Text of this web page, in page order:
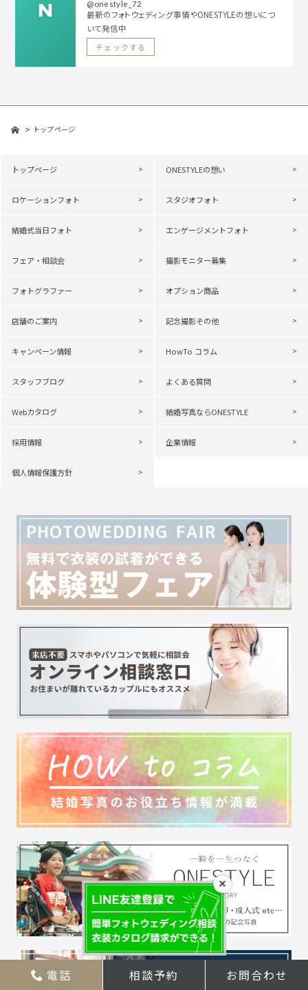
×
@onestyle_72
最新のフォトウェディング事情やONESTYLEの想いにつ
いて発信中
チェックする
トップページ
トップページ ONESTYLEの想い
ロケーションフォト スタジオフォト
結婚式当日フォト エンゲージメントフォト
フェア・相談会 撮影モニター募集
フォトグラファー オプション商品
店舗のご案内 記念撮影その他
キャンペーン情報 HowTo コラム
スタッフブログ よくある質問
Webカタログ 結婚写真ならONESTYLE
採用情報 企業情報
個人情報保護方針
電話 相談予約 お問合わせ